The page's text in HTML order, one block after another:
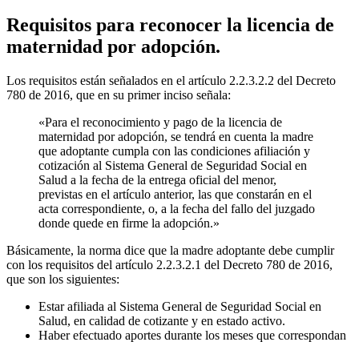
Requisitos para reconocer la licencia de
maternidad por adopción.
Los requisitos están señalados en el artículo 2.2.3.2.2 del Decreto
780 de 2016, que en su primer inciso señala:
«Para el reconocimiento y pago de la licencia de
maternidad por adopción, se tendrá en cuenta la madre
que adoptante cumpla con las condiciones afiliación y
cotización al Sistema General de Seguridad Social en
Salud a la fecha de la entrega oficial del menor,
previstas en el artículo anterior, las que constarán en el
acta correspondiente, o, a la fecha del fallo del juzgado
donde quede en firme la adopción.»
Básicamente, la norma dice que la madre adoptante debe cumplir
con los requisitos del artículo 2.2.3.2.1 del Decreto 780 de 2016,
que son los siguientes:
Estar afiliada al Sistema General de Seguridad Social en
Salud, en calidad de cotizante y en estado activo.
Haber efectuado aportes durante los meses que correspondan